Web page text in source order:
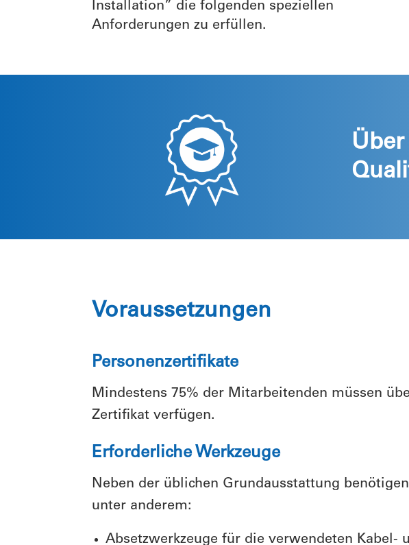
Installation” die folgenden speziellen
Anforderungen zu erfüllen.
Voraussetzungen
Personenzertifikate
Mindestens 75% der Mitarbeitenden müssen
Zertifikat verfügen.
Erforderliche Werkzeuge
Neben der üblichen Grundausstattung
unter anderem:
Absetzwerkzeuge für die verwendeten Kabel-